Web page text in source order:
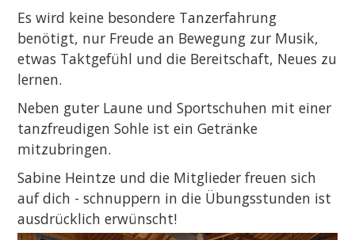
Es wird keine besondere Tanzerfahrung
benötigt, nur Freude an Bewegung zur Musik,
etwas Taktgefühl und die Bereitschaft, Neues zu
lernen.
Neben guter Laune und Sportschuhen mit einer
tanzfreudigen Sohle ist ein Getränke
mitzubringen.
Sabine Heintze und die Mitglieder freuen sich
auf dich - schnuppern in die Übungsstunden ist
ausdrücklich erwünscht!